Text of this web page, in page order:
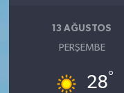
13 AĞUSTOS
PERŞEMBE
28°